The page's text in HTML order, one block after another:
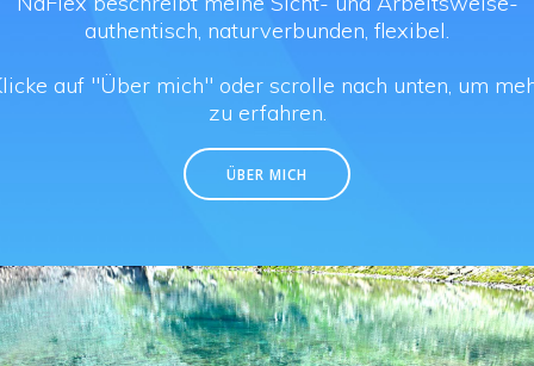
authentisch, naturverbunden, flexibel.
auf "Über mich" oder scrolle nach unten, um
zu erfahren.
ÜBER MICH